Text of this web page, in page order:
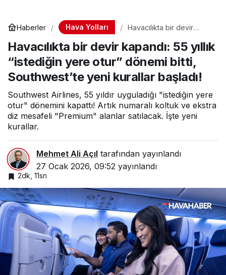
Haberler Hava Yolları
Havacılıkta bir devir
“istediğin yere otur”
dönemi bitti, Southwest’te
yeni kurallar başladı!
Havacılıkta bir devir kapandı: 55 yıllık
“istediğin yere otur” dönemi bitti,
Southwest’te yeni kurallar başladı!
Southwest Airlines, 55 yıldır uyguladığı "istediğin yere
otur" dönemini kapattı! Artık numaralı koltuk ve ekstra
diz mesafeli "Premium" alanlar satılacak. İşte yeni
kurallar.
Mehmet Ali Açıl tarafından yayınlandı
27 Ocak 2026, 09:52 yayınlandı
2dk, 11sn